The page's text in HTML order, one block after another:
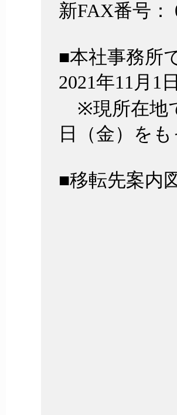
新FAX番号：
■本社事務所
2021年11月1
※現所在地
日（金）を
■移転先案内